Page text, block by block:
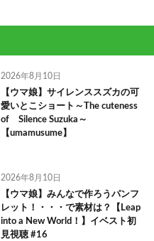
2026年8月10日
【ウマ娘】サイレンススズカの可
愛いとこショート～The cuteness
of Silence Suzuka～
【umamusume】
2026年8月10日
【ウマ娘】みんなで作ろうパンフ
レット！・・・で素材は？【Leap
into a New World！】イベスト初
見視聴 #16